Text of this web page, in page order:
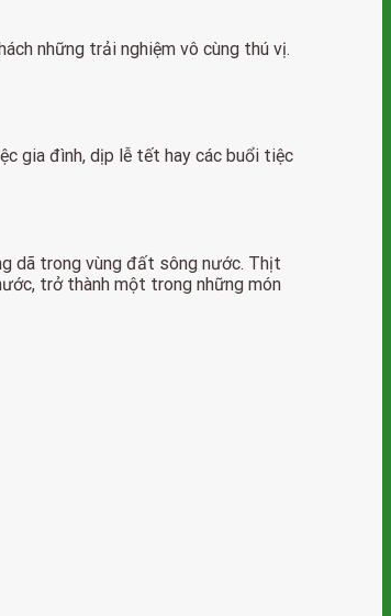
những trải nghiệm vô cùng thú vị.
gia đình, dịp lễ tết hay các buổi tiệc
dã trong vùng đất sông nước. Thịt
trở thành một trong những món